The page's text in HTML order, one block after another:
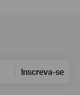
Inscreva-se